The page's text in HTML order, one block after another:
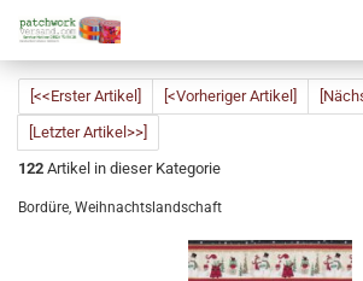
[<<Erster Artikel] [<Vorheriger Artikel]
[Letzter Artikel>>]
122 Artikel in dieser Kategorie
Bordüre, Weihnachtslandschaft